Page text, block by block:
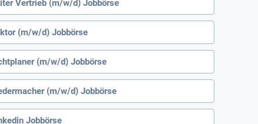
Vertrieb (m/w/d) Jobbörse
(m/w/d) Jobbörse
(m/w/d) Jobbörse
(m/w/d) Jobbörse
Jobbörse